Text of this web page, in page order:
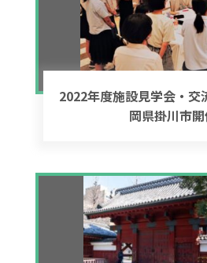
2022年度施設見学会・交
岡県掛川市